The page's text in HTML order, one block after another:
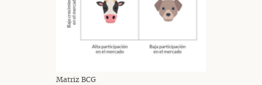
Matriz BCG